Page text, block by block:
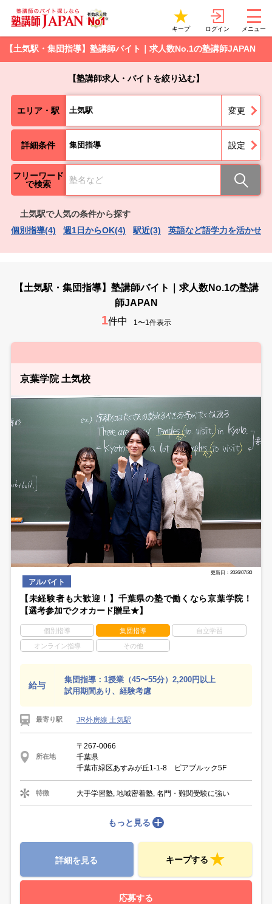
キープ ログイン メニュー
【土気駅・集団指導】塾講師バイト｜求人数No.1の塾講師JAPAN
【塾講師求人・バイトを絞り込む】
エリア・駅 土気駅 変更
詳細条件 集団指導 設定
フリーワード
で検索
土気駅で人気の条件から探す
個別指導(4)
週1日からOK(4) 駅近(3) 英語など語学力を活かせ
【土気駅・集団指導】塾講師バイト｜求人数No.1の塾講
師JAPAN
1件中 1〜1件表示
京葉学院 土気校
更新日：2026/07/30
アルバイト
【未経験者も大歓迎！】千葉県の塾で働くなら京葉学院！
【選考参加でクオカード贈呈★】
個別指導 集団指導 自立学習
オンライン指導 その他
給与
集団指導：1授業（45〜55分）2,200円以上
試用期間あり、経験考慮
最寄り駅 JR外房線 土気駅
所在地
〒267-0066
千葉県
千葉市緑区あすみが丘1-1-8 ピアブルック5F
特徴 大手学習塾, 地域密着塾, 名門・難関受験に強い
もっと見る
詳細を見る キープする
応募する